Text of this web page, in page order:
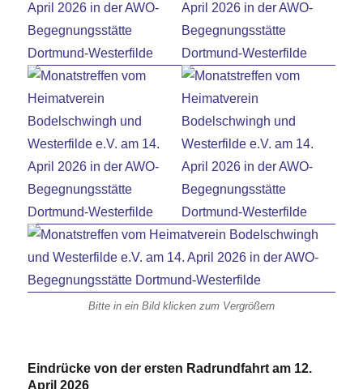
Bitte in ein Bild klicken zum Vergrößern
Eindrücke von der ersten Radrundfahrt am 12.
April 2026